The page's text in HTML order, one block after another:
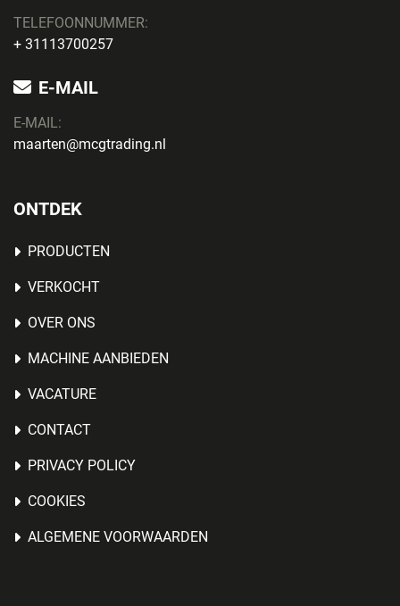
TELEFOONNUMMER:
+ 31113700257
E-MAIL
E-MAIL:
maarten@mcgtrading.nl
ONTDEK
PRODUCTEN
VERKOCHT
OVER ONS
MACHINE AANBIEDEN
VACATURE
CONTACT
PRIVACY POLICY
COOKIES
ALGEMENE VOORWAARDEN